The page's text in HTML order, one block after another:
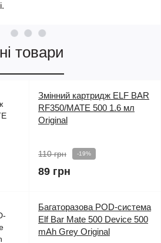
товари
Змінний картридж ELF BAR
RF350/MATE 500 1.6 мл
Original
110 грн -19%
89 грн
Багаторазова POD-система
Elf Bar Mate 500 Device 500
mAh Grey Original